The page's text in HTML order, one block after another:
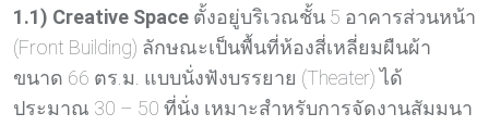
1.1) Creative Space ตั้งอยู่บริเวณชั้น 5 อาคารส่วนหน้า
(Front Building) ลักษณะเป็นพื้นที่ห้องสี่เหลี่ยมผืนผ้า
ขนาด 66 ตร.ม. แบบนั่งฟังบรรยาย (Theater) ได้
ประมาณ 30 – 50 ที่นั่ง เหมาะสำหรับการจัดงานสัมมนา